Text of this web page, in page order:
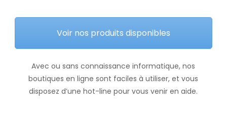
Voir nos produits disponibles
Avec ou sans connaissance informatique, nos
boutiques en ligne sont faciles à utiliser, et vous
disposez d’une hot-line pour vous venir en aide.